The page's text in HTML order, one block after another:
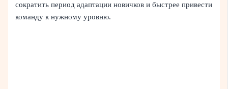
сократить период адаптации новичков и быстрее привести
команду к нужному уровню.